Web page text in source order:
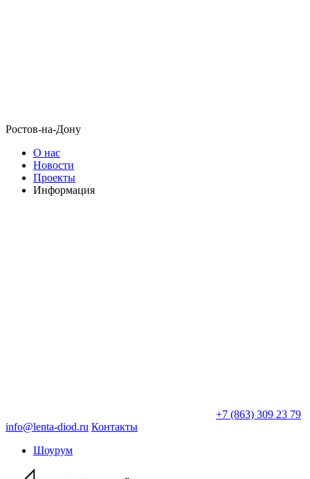
Ростов-на-Дону
О нас
Новости
Проекты
Информация
+7 (863) 309 23 79
info@lenta-diod.ru Контакты
Шоурум